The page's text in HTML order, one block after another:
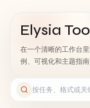
Elysia
在一个清晰的工作台
例、可视化和主题指南